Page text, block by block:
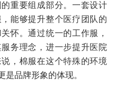
重要组成部分。一套设计
能够提升整个医疗团队的
怀。通过统一的工作服，
务理念，进一步提升医院
，棉服在这个特殊的环境
是品牌形象的体现。